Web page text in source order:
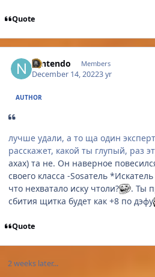
Quote
Nintendo Members
December 14, 20223 yr
AUTHOR
лучше удали, а то ща один
расскажет, какой ты глупый, раз
ахах) та не. Он наверное
своего класса -Sosатель
что нехватало иску чтоли?
. Ты
сбития щитка будет как +8 по дэфу
Quote
2 weeks later...